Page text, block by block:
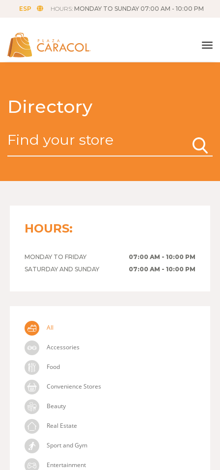
ESP HOURS: MONDAY TO SUNDAY 07:00 AM - 10:00 PM
Directory
HOURS:
MONDAY TO FRIDAY
07:00 AM - 10:00 PM
SATURDAY AND SUNDAY
07:00 AM - 10:00 PM
All
Accessories
Food
Convenience Stores
Beauty
Real Estate
Sport and Gym
Entertainment